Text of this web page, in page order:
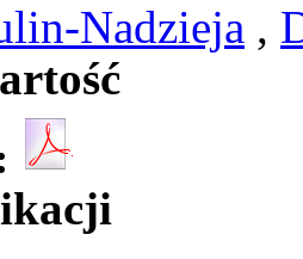
Nadzieja ,